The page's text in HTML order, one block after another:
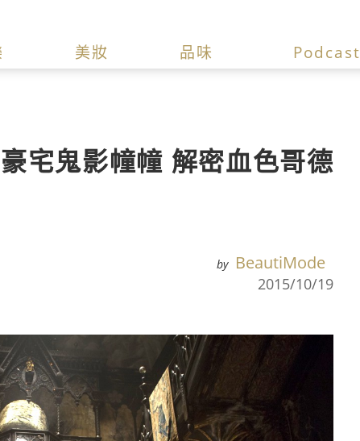
美妝 品味 Podcast
宅鬼影幢幢 解密血色哥德
by BeautiMode
2015/10/19